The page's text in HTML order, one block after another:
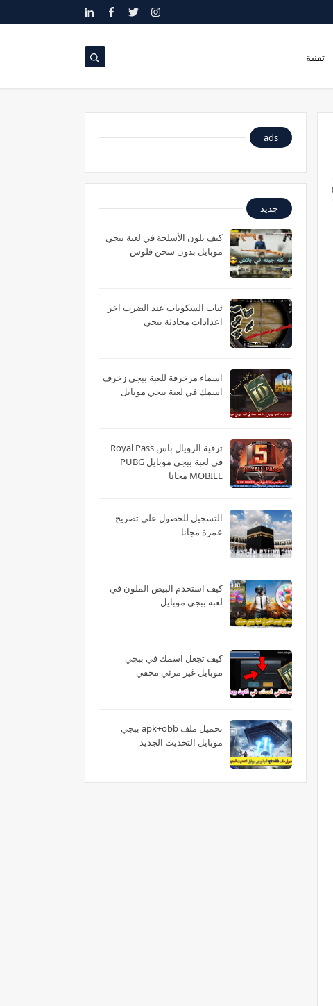
تقنية
ads
جديد
كيف تلون الأسلحة في لعبة ببجي
موبايل بدون شحن فلوس
ثبات السكوبات عند الضرب اخر
اعدادات محادثة ببجي
اسماء مزخرفة للعبة ببجي زخرف
اسمك في لعبة ببجي موبايل
ترقية الرويال باس Royal Pass
في لعبة ببجي موبايل PUBG
MOBILE مجانا
التسجيل للحصول على تصريح
عمرة مجانا
كيف استخدم البيض الملون في
لعبة ببجي موبايل
كيف تجعل اسمك في ببجي
موبايل غير مرئي مخفي
تحميل ملف apk+obb ببجي
موبايل التحديث الجديد